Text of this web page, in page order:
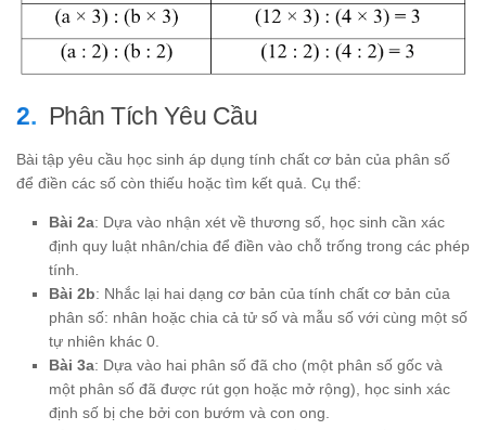
Phân Tích Yêu Cầu
Bài tập yêu cầu học sinh áp dụng tính chất cơ bản của phân số
để điền các số còn thiếu hoặc tìm kết quả. Cụ thể:
Bài 2a: Dựa vào nhận xét về thương số, học sinh cần xác
định quy luật nhân/chia để điền vào chỗ trống trong các phép
tính.
Bài 2b: Nhắc lại hai dạng cơ bản của tính chất cơ bản của
phân số: nhân hoặc chia cả tử số và mẫu số với cùng một số
tự nhiên khác 0.
Bài 3a: Dựa vào hai phân số đã cho (một phân số gốc và
một phân số đã được rút gọn hoặc mở rộng), học sinh xác
định số bị che bởi con bướm và con ong.